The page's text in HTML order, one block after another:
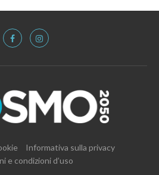
Informativa sulla privacy
e condizioni d’uso